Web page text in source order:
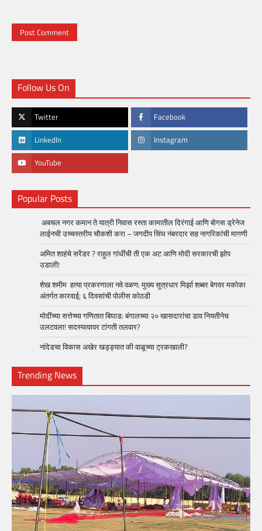
Follow Us On
Twitter Facebook
LinkedIn Instagram
YouTube
Popular Posts
अबचल नगर कमान ते यात्री निवास रस्ता कामातील दिरंगाई आणि बोगस ड्रेनेज
लाईनची उच्चस्तरीय चौकशी करा – जगदीप सिंघ नंबरदार सह नागरिकांची मागणी
अमित शाहंचे सरेंडर ? राहुल गांधींची ती एक अट आणि मोदी सरकारची झोप
उडाली!
शेख शमीम हत्या प्रकरणाला नवे वळण: मुख्य सूत्रधार मिर्झा शब्बर बेगवर मकोका
अंतर्गत कारवाई; ६ दिवसांची पोलीस कोठडी
मोदींच्या सत्तेच्या गणितात बिघाड: बंगालच्या २० खासदारांचा डाव नियतीनेच
उलटवला! सदस्यत्वावर टांगती तलवार?
नांदेडचा विकास अखेर खड्ड्यात की वाळूच्या ट्रकखाली?
Trending News